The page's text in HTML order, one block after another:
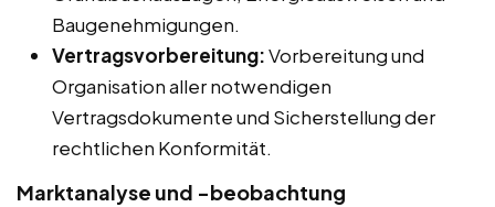
Baugenehmigungen.
Vertragsvorbereitung:Vorbereitung und
Organisation aller notwendigen
Vertragsdokumente und Sicherstellung der
rechtlichen Konformität.
Marktanalyse und -beobachtung